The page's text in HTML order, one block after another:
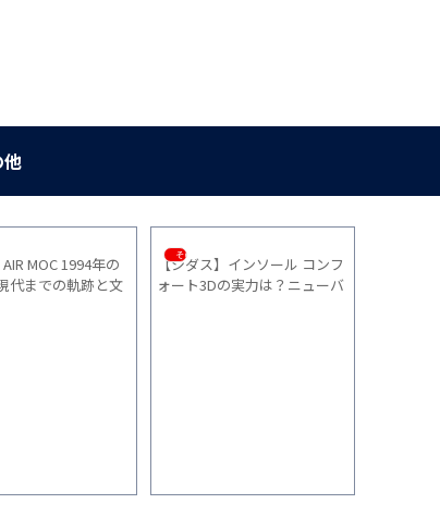
他
】をACGの
シューズの
とにかく”軽い” スニーカーが
欲しい人向け10選
ナイキ【インフ
4】の「サイズ感